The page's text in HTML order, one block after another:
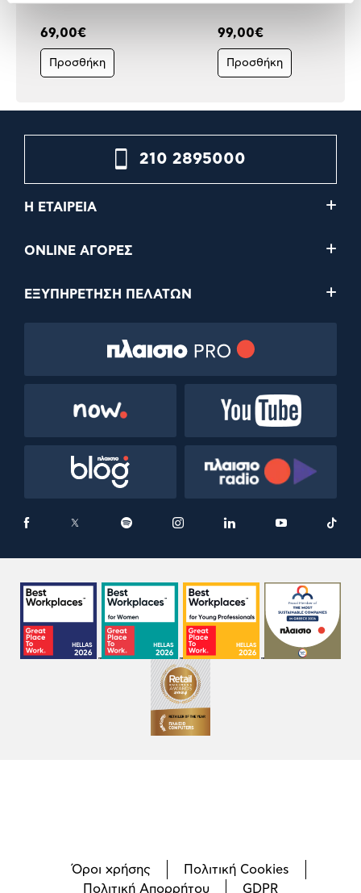
69,00€
Προσθήκη
99,00€
Προσθήκη
210 2895000
Η ΕΤΑΙΡΕΙΑ
ONLINE ΑΓΟΡΕΣ
ΕΞΥΠΗΡΕΤΗΣΗ ΠΕΛΑΤΩΝ
Όροι χρήσης
Πολιτική Cookies
Πολιτική Απορρήτου
GDPR